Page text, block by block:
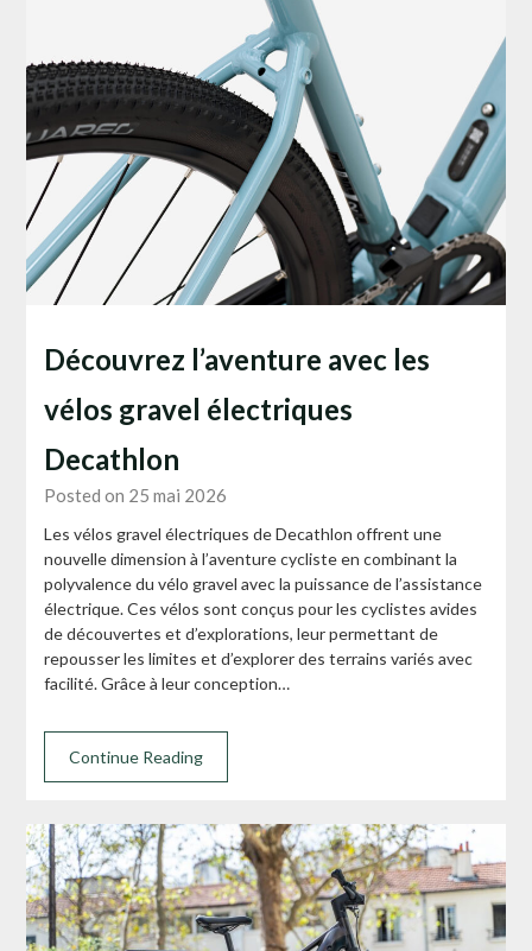
Découvrez l’aventure avec les
vélos gravel électriques
Decathlon
Posted on 25 mai 2026
Les vélos gravel électriques de Decathlon offrent une
nouvelle dimension à l’aventure cycliste en combinant la
polyvalence du vélo gravel avec la puissance de l’assistance
électrique. Ces vélos sont conçus pour les cyclistes avides
de découvertes et d’explorations, leur permettant de
repousser les limites et d’explorer des terrains variés avec
facilité. Grâce à leur conception…
Continue Reading